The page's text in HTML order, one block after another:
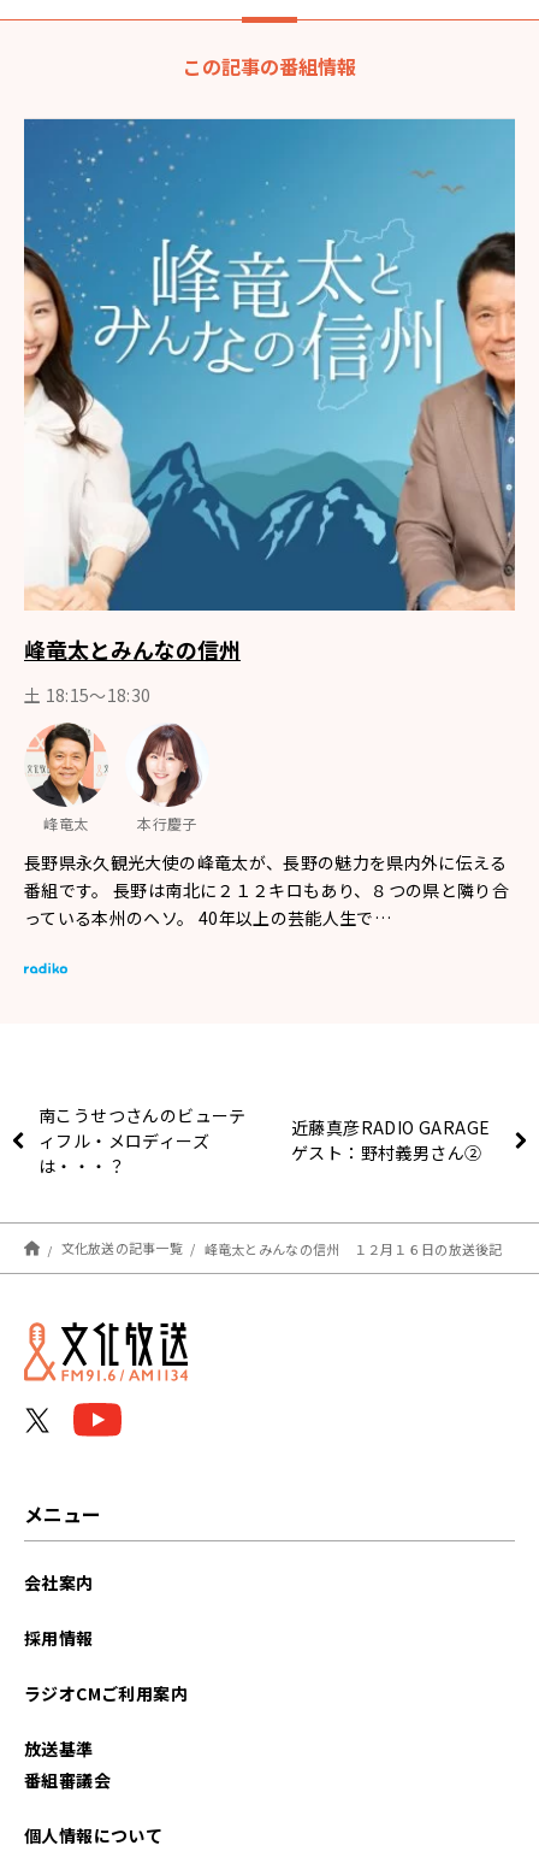
この記事の番組情報
峰竜太とみんなの信州
土 18:15〜18:30
峰竜太 本行慶子
長野県永久観光大使の峰竜太が、長野の魅力を県内外に伝える
番組です。 長野は南北に２１２キロもあり、８つの県と隣り合
っている本州のヘソ。 40年以上の芸能人生で…
南こうせつさんのビューテ
ィフル・メロディーズ
は・・・？
近藤真彦RADIO GARAGE
ゲスト：野村義男さん②
文化放送の記事一覧 峰竜太とみんなの信州 １２月１６日の放送後記
メニュー
会社案内
採用情報
ラジオCMご利用案内
放送基準
番組審議会
個人情報について